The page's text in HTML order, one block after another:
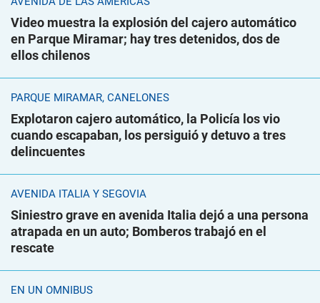
Video muestra la explosión del cajero automático
en Parque Miramar; hay tres detenidos, dos de
ellos chilenos
PARQUE MIRAMAR, CANELONES
Explotaron cajero automático, la Policía los vio
cuando escapaban, los persiguió y detuvo a tres
delincuentes
AVENIDA ITALIA Y SEGOVIA
Siniestro grave en avenida Italia dejó a una persona
atrapada en un auto; Bomberos trabajó en el
rescate
EN UN ÓMNIBUS